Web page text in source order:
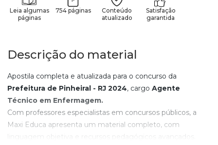
Leia algumas
páginas
754 páginas
Conteúdo
atualizado
Satisfação
garantida
Descrição do material
Apostila completa e atualizada para o concurso da
Prefeitura de Pinheiral - RJ 2024, cargo Agente
Técnico em Enfermagem.
Com professores especialistas em concursos públicos, a
Maxi Educa apresenta um material completo, com
linguagem objetiva e recursos pedagógicos avançados.